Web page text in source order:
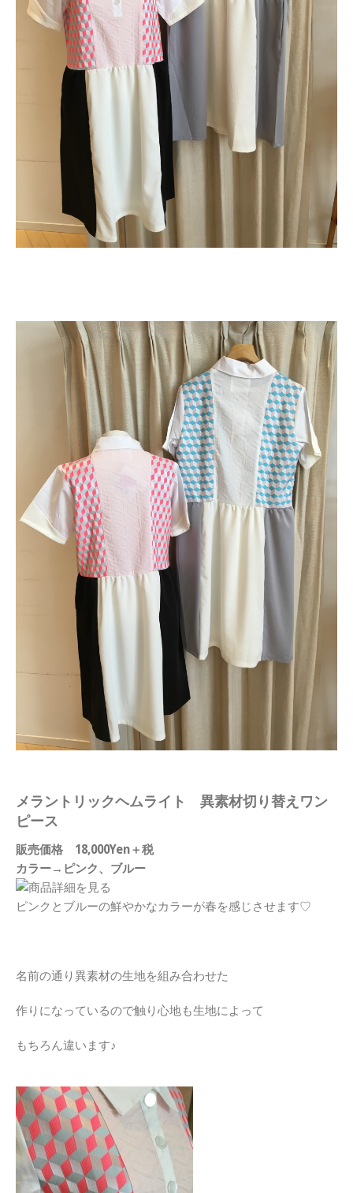
メラントリックヘムライト 異素材切り替えワン
ピース
販売価格 18,000Yen＋税
カラー→ピンク、ブルー
ピンクとブルーの鮮やかなカラーが春を感じさせます♡
名前の通り異素材の生地を組み合わせた
作りになっているので触り心地も生地によって
もちろん違います♪